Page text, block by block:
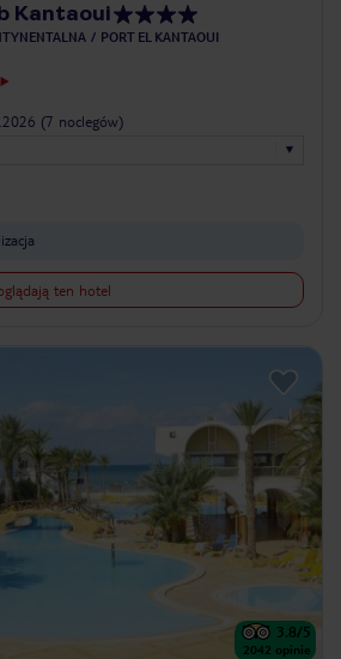
Kantaoui
PORT EL KANTAOUI
(7 noclegów)
ten hotel
3.8/5
2042 opinie